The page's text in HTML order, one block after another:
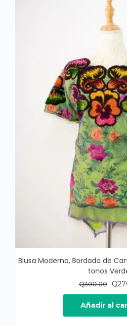
Blusa Moderna, Bordado de
tonos
Q300.00
El
era:
Q
Añadir al